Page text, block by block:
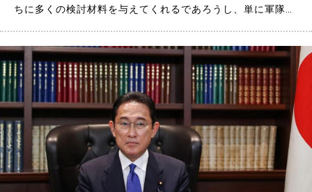
ちに多くの検討材料を与えてくれるであろうし、単に軍隊の
された。しかし、アメリカは終わったと考えるのは愚か者だ
けだろう。アメリカは自……